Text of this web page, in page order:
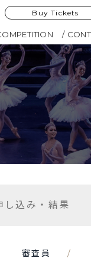
Buy Tickets
し込み・結果
審査員